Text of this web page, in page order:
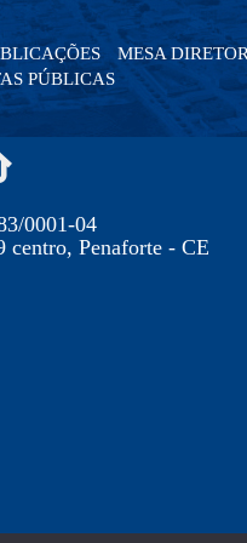
MESA
PÚBLICAS
0001-04
centro, Penaforte - CE